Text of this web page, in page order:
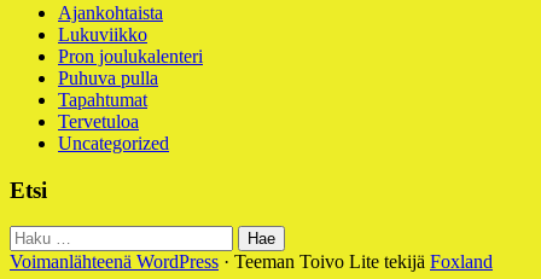
Ajankohtaista
Lukuviikko
Pron joulukalenteri
Puhuva pulla
Tapahtumat
Tervetuloa
Uncategorized
Etsi
Haku:
Voimanlähteenä WordPress · Teeman Toivo Lite tekijä Foxland